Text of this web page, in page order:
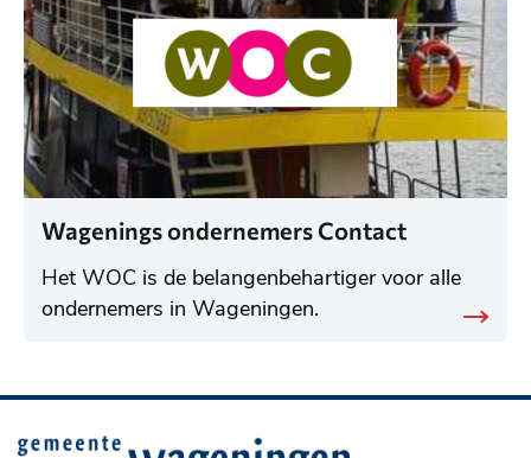
Wagenings ondernemers Contact
Het WOC is de belangenbehartiger voor alle
ondernemers in Wageningen.